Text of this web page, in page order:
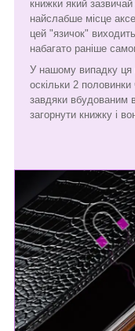
книжки який
найслабше місце
цей "язичок"
набагато раніше
У нашому випадку ця
оскільки 2
завдяки вбудованим
загорнути книжку і